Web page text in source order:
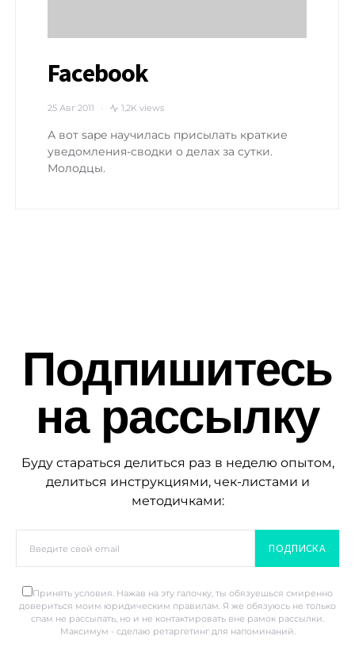
Facebook
25 Авг 2011 1,2K views
А вот sape научилась присылать краткие
уведомления-сводки о делах за сутки.
Молодцы.
Подпишитесь
на рассылку
Буду стараться делиться раз в неделю опытом,
делиться инструкциями, чек-листами и
методичками:
ПОДПИСКА
Принять условия. Нажав на эту галочку, ты обязуешься смиренно
довериться моим юридическим правилам. Я же обязуюсь не только
спам не рассылать, но и не контактировать вне рамок рассылки.
Максимум - сделаю ретаргетинг для напоминаний.